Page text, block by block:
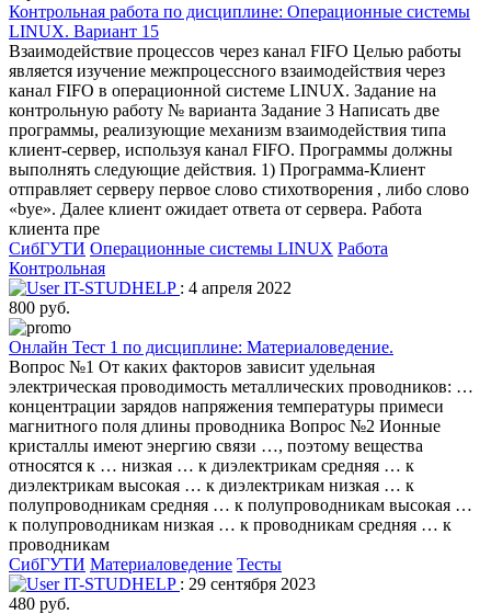
Контрольная работа по дисциплине: Операционные системы
LINUX. Вариант 15
Взаимодействие процессов через канал FIFO Целью работы
является изучение межпроцессного взаимодействия через
канал FIFO в операционной системе LINUX. Задание на
контрольную работу № варианта Задание 3 Написать две
программы, реализующие механизм взаимодействия типа
клиент-сервер, используя канал FIFO. Программы должны
выполнять следующие действия. 1) Программа-Клиент
отправляет серверу первое слово стихотворения , либо слово
«bye». Далее клиент ожидает ответа от сервера. Работа
клиента пре
СибГУТИ Операционные системы LINUX Работа
Контрольная
IT-STUDHELP : 4 апреля 2022
800 руб.
Онлайн Тест 1 по дисциплине: Материаловедение.
Вопрос №1 От каких факторов зависит удельная
электрическая проводимость металлических проводников: …
концентрации зарядов напряжения температуры примеси
магнитного поля длины проводника Вопрос №2 Ионные
кристаллы имеют энергию связи …, поэтому вещества
относятся к … низкая … к диэлектрикам средняя … к
диэлектрикам высокая … к диэлектрикам низкая … к
полупроводникам средняя … к полупроводникам высокая …
к полупроводникам низкая … к проводникам средняя … к
проводникам
СибГУТИ Материаловедение Тесты
IT-STUDHELP : 29 сентября 2023
480 руб.